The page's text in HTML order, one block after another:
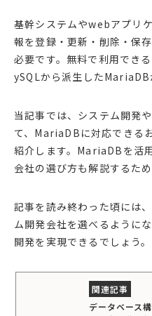
基幹システムやwebアプリ
報を登録・更新・削除・保
必要です。無料で利用でき
ySQLから派生したMariaDB
当記事では、システム開発
て、MariaDBに対応できる
紹介します。MariaDBを活
会社の選び方も解説するた
記事を読み終わった頃には
ム開発会社を選べるように
開発を実現できるでしょう。
データベース